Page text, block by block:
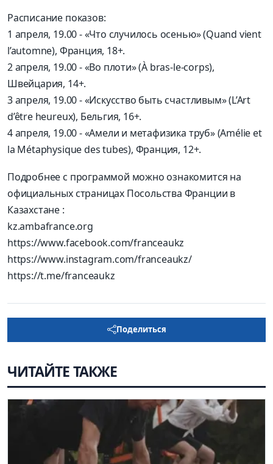
Расписание показов:
1 апреля, 19.00 - «Что случилось осенью» (Quand vient
l’automne), Франция, 18+.
2 апреля, 19.00 - «Во плоти» (À bras-le-corps),
Швейцария, 14+.
3 апреля, 19.00 - «Искусство быть счастливым» (L’Art
d’être heureux), Бельгия, 16+.
4 апреля, 19.00 - «Амели и метафизика труб» (Amélie et
la Métaphysique des tubes), Франция, 12+.
Подробнее с программой можно ознакомится на
официальных страницах Посольства Франции в
Казахстане :
kz.ambafrance.org
https://www.facebook.com/franceaukz
https://www.instagram.com/franceaukz/
https://t.me/franceaukz
Поделиться
ЧИТАЙТЕ ТАКЖЕ